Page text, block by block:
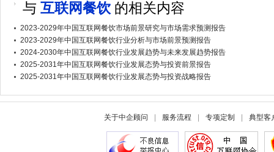
与 互联网餐饮 的相关内容
2023-2029年中国互联网餐饮市场前景研究与市场需求预测报告
2023-2029年中国互联网餐饮行业分析与市场前景预测报告
2024-2030年中国互联网餐饮行业发展趋势与未来发展趋势报告
2025-2031年中国互联网餐饮行业发展态势与投资前景报告
2025-2031年中国互联网餐饮行业发展态势与投资战略报告
关于中企顾问 服务流程 专项定制 典型客